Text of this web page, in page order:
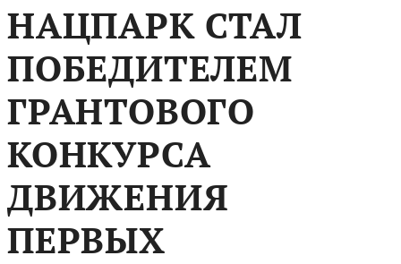
​НАЦПАРК СТАЛ
ПОБЕДИТЕЛЕМ
ГРАНТОВОГО
КОНКУРСА
ДВИЖЕНИЯ
ПЕРВЫХ